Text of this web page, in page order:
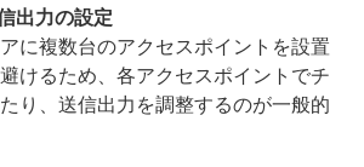
出力の設定
に複数台のアクセスポイントを設置
けるため、各アクセスポイントでチ
り、送信出力を調整するのが一般的